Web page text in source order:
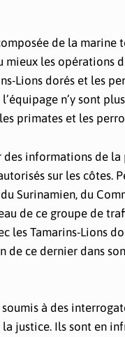
de la
les opérations
Lions dorés et les
n’y sont
primates et les
informations de
sur les côtes.
Surinamien, du
de ce groupe de
les Tamarins-Lions
ce dernier dans
à des
justice. Ils sont en